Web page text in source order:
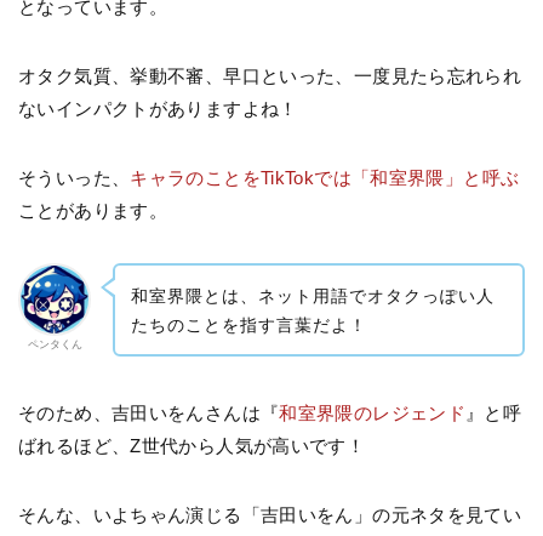
となっています。
オタク気質、挙動不審、早口といった、一度見たら忘れられ
ないインパクトがありますよね！
そういった、 キャラのことをTikTokでは「和室界隈」と呼ぶ
ことがあります。
ペンタくん
和室界隈とは、ネット用語でオタクっぽい人
たちのことを指す言葉だよ！
そのため、吉田いをんさんは『和室界隈のレジェンド 』と呼
ばれるほど、Z世代から人気が高いです！
そんな、いよちゃん演じる「吉田いをん」の元ネタを見てい